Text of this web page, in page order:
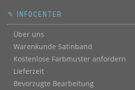
✎ INFOCENTER
Über uns
Warenkunde Satinband
Kostenlose Farbmuster anfordern
Lieferzeit
Bevorzugte Bearbeitung